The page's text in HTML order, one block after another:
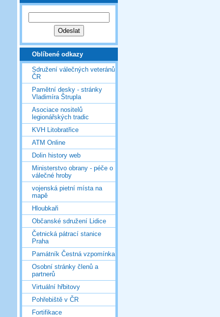
Oblíbené odkazy
Sdružení válečných veteránů
ČR
Pamětní desky - stránky
Vladimíra Štrupla
Asociace nositelů
legionářských tradic
KVH Litobratřice
ATM Online
Dolin history web
Ministerstvo obrany - péče o
válečné hroby
vojenská pietní místa na
mapě
Hloubkaři
Občanské sdružení Lidice
Četnická pátrací stanice
Praha
Památník Čestná vzpomínka
Osobní stránky členů a
partnerů
Virtuální hřbitovy
Pohřebiště v ČR
Fortifikace